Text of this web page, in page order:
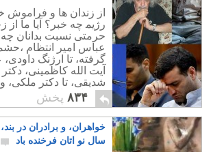
۵از زندان ها و فراموش
رژیم‍ چه خبر؟ آیا ما
حرمتی نسبت بدانان چه
عباس امیر انتظام
گرفته، تا ارژنگ داودی،
آیت الله کاظمینی، دکتر
شدیقی، تا دکتر ملکی، و
عزیزان ما در بند
۸۳۴ پخش
خواهران، و برادران در
سال نو اتان فرخنده باد